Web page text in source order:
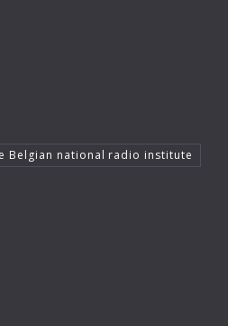
Belgian national radio institute